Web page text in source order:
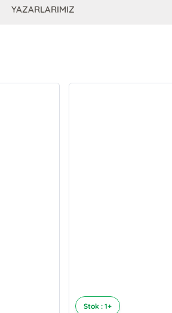
YAZARLARIMIZ
Stok : 1+